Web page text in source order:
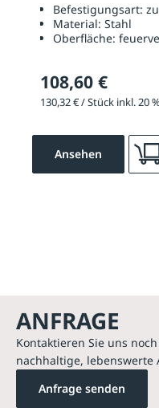
Befestigungsart:
Material: Stahl
Oberfläche:
108,60 €
130,32 € / Stück inkl. 20
Ansehen
ANFRAGE
Kontaktieren Sie uns
nachhaltige, lebenswerte
Anfrage senden